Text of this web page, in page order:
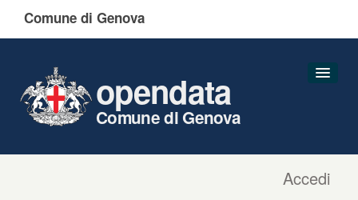
Comune di Genova
Accedi
opendata
Comune di Genova